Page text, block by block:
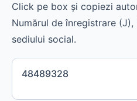
Click pe box și copiezi
Numărul de înregistrare (J),
sediului social.
48489328